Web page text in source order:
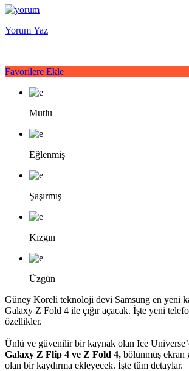
Yorum Yaz
Favorilere Ekle
Mutlu
Eğlenmiş
Şaşırmış
Kızgın
Üzgün
Güney Koreli teknoloji devi Samsung en yeni
Galaxy Z Fold 4 ile çığır açacak. İşte yeni
özellikler.
Ünlü ve güvenilir bir kaynak olan Ice
Galaxy Z Flip 4 ve Z Fold 4, bölünmüş ekran
olan bir kaydırma ekleyecek. İşte tüm detaylar.